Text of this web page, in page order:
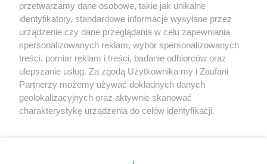
Kultura
X Facebook Instagram Youtube
przetwarzamy dane osobowe, takie jak unikalne
identyfikatory, standardowe informacje wysyłane przez
urządzenie czy dane przeglądania w celu zapewniania
spersonalizowanych reklam, wybór spersonalizowanych
treści, pomiar reklam i treści, badanie odbiorców oraz
ulepszanie usług. Za zgodą Użytkownika my i Zaufani
Partnerzy możemy używać dokładnych danych
geolokalizacyjnych oraz aktywnie skanować
charakterystykę urządzenia do celów identyfikacji.